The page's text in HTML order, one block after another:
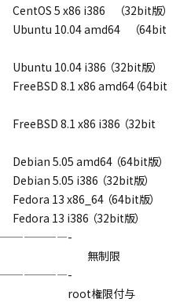
i386 （32bit版）
amd64 （64bit
（32bit版）
amd64（64bit
i386 （32bit
（64bit版）
（32bit版）
（64bit版）
（32bit版）
無制限
権限付与